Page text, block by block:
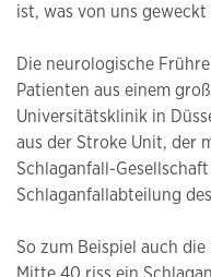
ist, was von uns geweckt
Die neurologische
Patienten aus einem
Universitätsklinik in
aus der Stroke Unit, der
Schlaganfall-
Schlaganfallabteilung
So zum Beispiel auch
Mitte 40 riss ein